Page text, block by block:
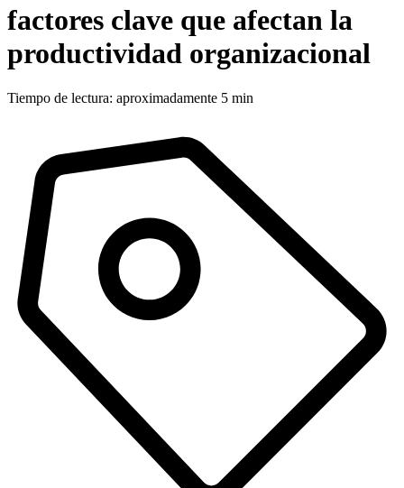
factores clave que afectan la
productividad organizacional
Tiempo de lectura: aproximadamente 5 min